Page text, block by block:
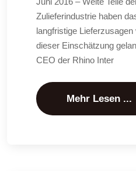
Zulieferindustrie haben
langfristige
dieser Einschätzung
CEO der Rhino Inter
Mehr Lesen ...